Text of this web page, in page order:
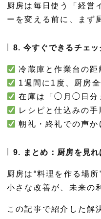
厨房は毎日使う「経営
ーを変える前に、
まず
8. 今すぐできるチェ
冷蔵庫と作業台の距
1週間に1度、厨房
在庫は「◯月◯日分
レシピと仕込みの
朝礼・終礼での声か
9. まとめ：厨房を見
厨房は“料理を作る場
小さな改善が、未来の
この記事で紹介した解